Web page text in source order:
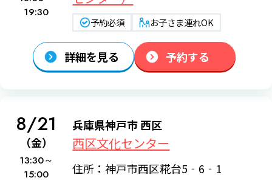
19:30
予約必須 お子さま連れOK
詳細を見る 予約する
8/21
（金）
13:30～
15:00
兵庫県神戸市 西区
西区文化センター
住所：神戸市西区糀台5‐6‐1